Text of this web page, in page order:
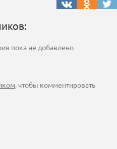
пока не добавлено
, чтобы комментировать